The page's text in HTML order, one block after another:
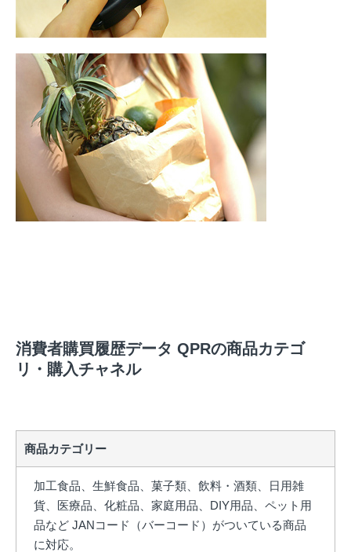
消費者購買履歴データ QPRの商品カテゴ
リ・購入チャネル
商品カテゴリー
加工食品、生鮮食品、菓子類、飲料・酒類、日用雑
貨、医療品、化粧品、家庭用品、DIY用品、ペット用
品など JANコード（バーコード）がついている商品
に対応。